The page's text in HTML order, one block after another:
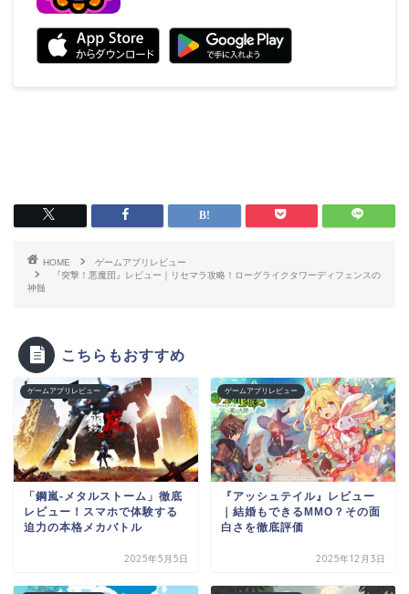
HOME
ゲームアプリレビュー
『突撃！悪魔団』レビュー｜リセマラ攻略！ローグライクタワーディフェンスの
神髄
こちらもおすすめ
ゲームアプリレビュー
「鋼嵐-メタルストーム」徹底
レビュー！スマホで体験する
迫力の本格メカバトル
2025年5月5日
ゲームアプリレビュー
『アッシュテイル』レビュー
｜結婚もできるMMO？その面
白さを徹底評価
2025年12月3日